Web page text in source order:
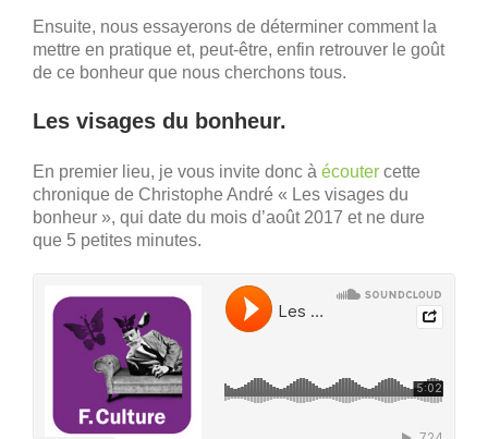
Ensuite, nous essayerons de déterminer comment la
mettre en pratique et, peut-être, enfin retrouver le goût
de ce bonheur que nous cherchons tous.
Les visages du bonheur.
En premier lieu, je vous invite donc à écouter cette
chronique de Christophe André « Les visages du
bonheur », qui date du mois d’août 2017 et ne dure
que 5 petites minutes.